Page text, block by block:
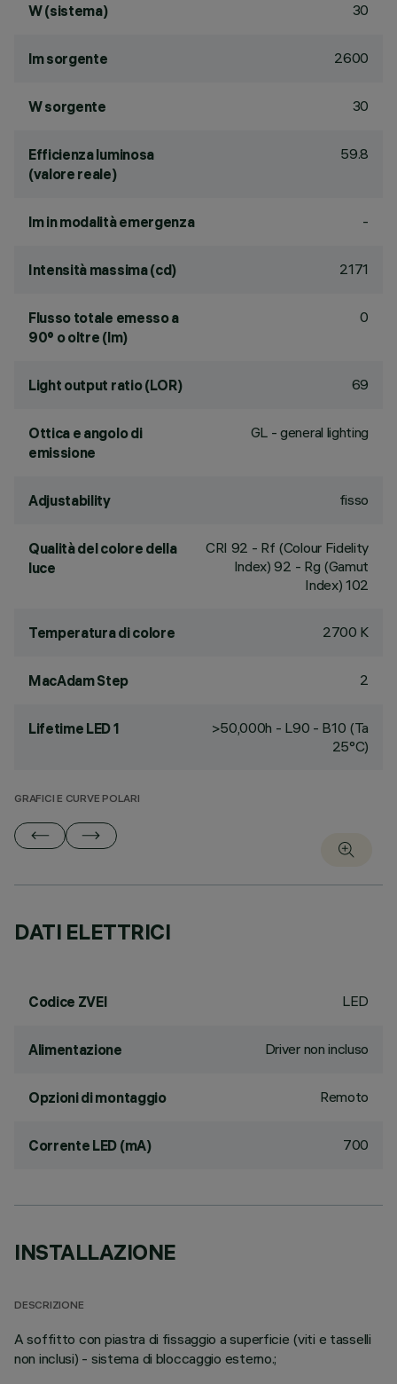
W (sistema) 30
lm sorgente 2600
W sorgente 30
Efficienza luminosa
(valore reale)
59.8
lm in modalità emergenza -
Intensità massima (cd) 2171
Flusso totale emesso a
90° o oltre (lm)
0
Light output ratio (LOR) 69
Ottica e angolo di
emissione
GL - general lighting
Adjustability fisso
Qualità del colore della
luce
CRI 92 - Rf (Colour Fidelity
Index) 92 - Rg (Gamut
Index) 102
Temperatura di colore 2700 K
MacAdam Step 2
Lifetime LED 1
>50,000h - L90 - B10 (Ta
25°C)
GRAFICI E CURVE POLARI
DATI ELETTRICI
Codice ZVEI LED
Alimentazione Driver non incluso
Opzioni di montaggio Remoto
Corrente LED (mA) 700
INSTALLAZIONE
DESCRIZIONE
A soffitto con piastra di fissaggio a superficie (viti e tasselli
non inclusi) - sistema di bloccaggio esterno.;